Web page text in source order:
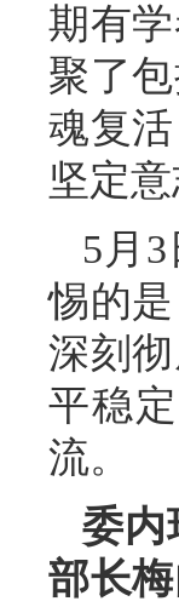
期有
聚了
魂复
坚定意
5月
惕的
深刻
平稳
流。
委内
部长